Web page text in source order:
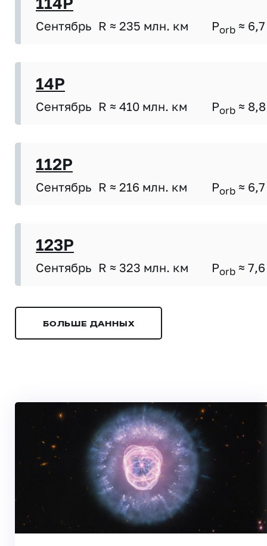
Сентябрь R ≈ 235 млн. км Porb ≈ 6,7
14P
Сентябрь R ≈ 410 млн. км Porb ≈ 8,8
112P
Сентябрь R ≈ 216 млн. км Porb ≈ 6,7
123P
Сентябрь R ≈ 323 млн. км Porb ≈ 7,6
БОЛЬШЕ ДАННЫХ